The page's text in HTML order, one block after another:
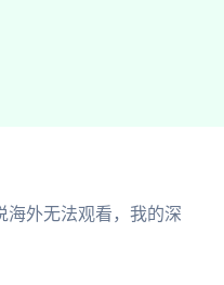
海外无法观看，我的深